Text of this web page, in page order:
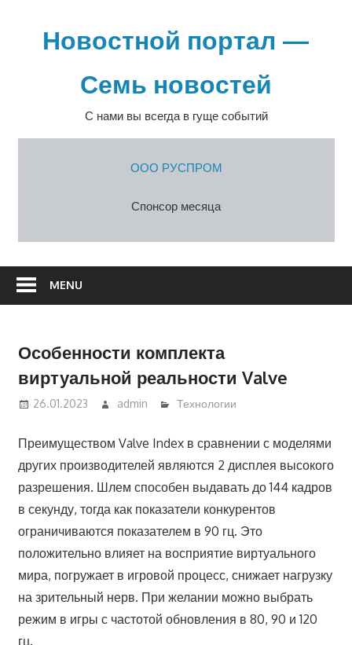
содержимомуНовостной портал —
Семь новостей
С нами вы всегда в гуще событий
ООО РУСПРОМ
Спонсор месяца
MENU
Особенности комплекта
виртуальной реальности Valve
26.01.2023 admin Технологии
Преимуществом Valve Index в сравнении с моделями
других производителей являются 2 дисплея высокого
разрешения. Шлем способен выдавать до 144 кадров
в секунду, тогда как показатели конкурентов
ограничиваются показателем в 90 гц. Это
положительно влияет на восприятие виртуального
мира, погружает в игровой процесс, снижает нагрузку
на зрительный нерв. При желании можно выбрать
режим в игры с частотой обновления в 80, 90 и 120
гц.